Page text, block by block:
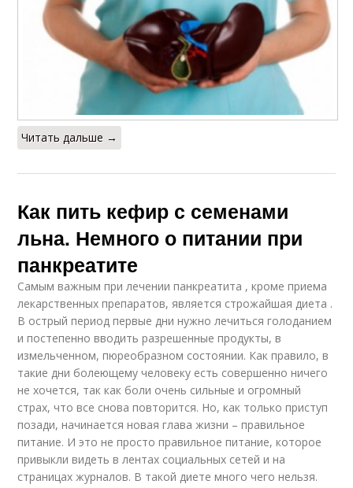
Читать дальше →
Как пить кефир с семенами
льна. Немного о питании при
панкреатите
Самым важным при лечении панкреатита , кроме приема
лекарственных препаратов, является строжайшая диета .
В острый период первые дни нужно лечиться голоданием
и постепенно вводить разрешенные продукты, в
измельченном, пюреобразном состоянии. Как правило, в
такие дни болеющему человеку есть совершенно ничего
не хочется, так как боли очень сильные и огромный
страх, что все снова повторится. Но, как только приступ
позади, начинается новая глава жизни – правильное
питание. И это не просто правильное питание, которое
привыкли видеть в лентах социальных сетей и на
страницах журналов. В такой диете много чего нельзя.